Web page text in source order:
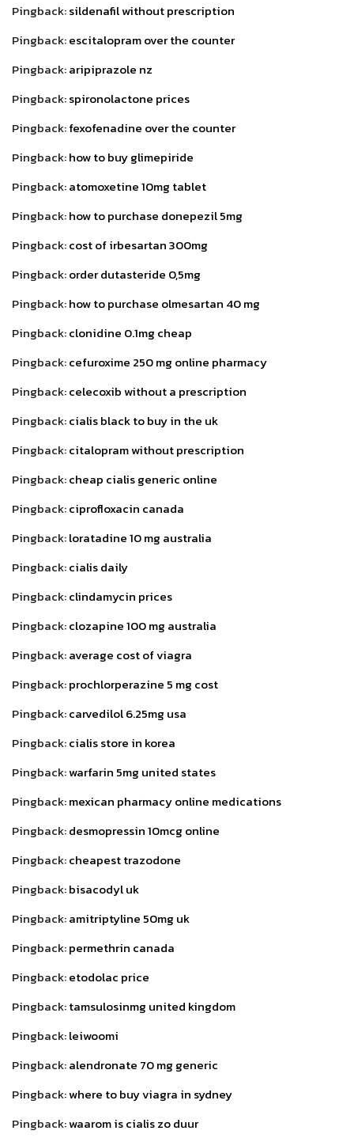
Pingback:sildenafil without prescription
Pingback:escitalopram over the counter
Pingback:aripiprazole nz
Pingback:spironolactone prices
Pingback:fexofenadine over the counter
Pingback:how to buy glimepiride
Pingback:atomoxetine 10mg tablet
Pingback:how to purchase donepezil 5mg
Pingback:cost of irbesartan 300mg
Pingback:order dutasteride 0,5mg
Pingback:how to purchase olmesartan 40 mg
Pingback:clonidine 0.1mg cheap
Pingback:cefuroxime 250 mg online pharmacy
Pingback:celecoxib without a prescription
Pingback:cialis black to buy in the uk
Pingback:citalopram without prescription
Pingback:cheap cialis generic online
Pingback:ciprofloxacin canada
Pingback:loratadine 10 mg australia
Pingback:cialis daily
Pingback:clindamycin prices
Pingback:clozapine 100 mg australia
Pingback:average cost of viagra
Pingback:prochlorperazine 5 mg cost
Pingback:carvedilol 6.25mg usa
Pingback:cialis store in korea
Pingback:warfarin 5mg united states
Pingback:mexican pharmacy online medications
Pingback:desmopressin 10mcg online
Pingback:cheapest trazodone
Pingback:bisacodyl uk
Pingback:amitriptyline 50mg uk
Pingback:permethrin canada
Pingback:etodolac price
Pingback:tamsulosinmg united kingdom
Pingback:leiwoomi
Pingback:alendronate 70 mg generic
Pingback:where to buy viagra in sydney
Pingback:waarom is cialis zo duur